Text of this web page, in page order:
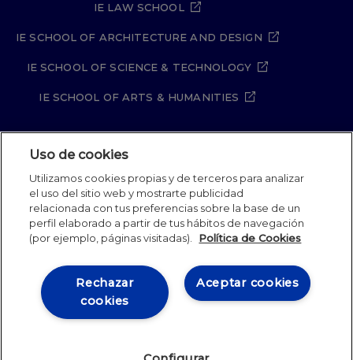
IE LAW SCHOOL
IE SCHOOL OF ARCHITECTURE AND DESIGN
IE SCHOOL OF SCIENCE & TECHNOLOGY
IE SCHOOL OF ARTS & HUMANITIES
Aviso legal
Política de Cookies
Política de seguridad
Student Academic Standards
Canal Compliance
Site Map
IE University 2026
Uso de cookies
Utilizamos cookies propias y de terceros para analizar
el uso del sitio web y mostrarte publicidad
relacionada con tus preferencias sobre la base de un
perfil elaborado a partir de tus hábitos de navegación
(por ejemplo, páginas visitadas).
Política de Cookies
Aceptar cookies
Rechazar
cookies